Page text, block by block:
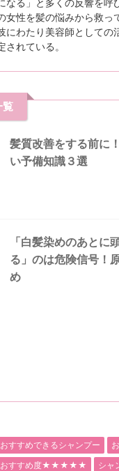
なる」と多くの反響を呼
女性を髪の悩みから救っ
にわたり美容師としての
されている。
覧
髪質改善をする前に
い予備知識３選
「白髪染めのあとに
る」のは危険信号！
め
おすすめできるシャンプー
おすすめ度★★★★★
シャ